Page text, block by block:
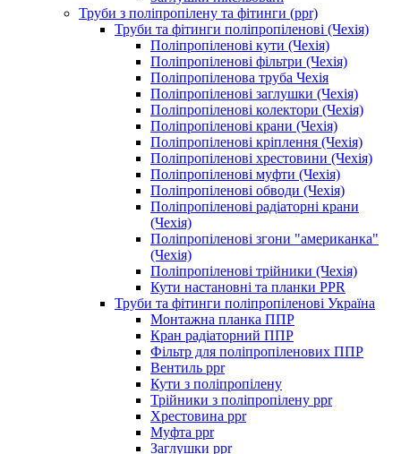
Труби з поліпропілену та фітинги (ppr)
Труби та фітинги поліпропіленові (Чехія)
Поліпропіленові кути (Чехія)
Поліпропіленові фільтри (Чехія)
Поліпропіленова труба Чехія
Поліпропіленові заглушки (Чехія)
Поліпропіленові колектори (Чехія)
Поліпропіленові крани (Чехія)
Поліпропіленові кріплення (Чехія)
Поліпропіленові хрестовини (Чехія)
Поліпропіленові муфти (Чехія)
Поліпропіленові обводи (Чехія)
Поліпропіленові радіаторні крани
(Чехія)
Поліпропіленові згони "американка"
(Чехія)
Поліпропіленові трійники (Чехія)
Кути настановні та планки PPR
Труби та фітинги поліпропіленові Україна
Монтажна планка ППР
Кран радіаторний ППР
Фільтр для поліпропіленових ППР
Вентиль ppr
Кути з поліпропілену
Трійники з поліпропілену ppr
Хрестовина ppr
Муфта ppr
Заглушки ppr